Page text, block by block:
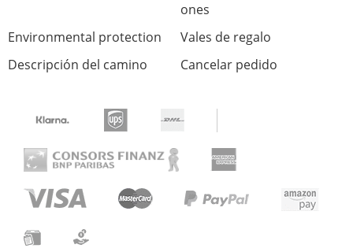
ones
Environmental protection
Vales de regalo
Descripción del camino
Cancelar pedido